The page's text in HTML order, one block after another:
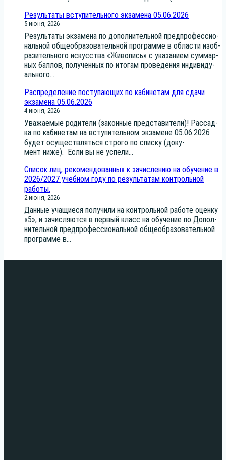
Результаты вступительного экзамена 05.06.2026
5 июня, 2026
Резуль­та­ты экза­ме­на по допол­ни­тель­ной пред­про­фес­си­о­
наль­ной обще­об­ра­зо­ва­тель­ной про­грам­ме в обла­сти изоб­
ра­зи­тель­но­го искус­ства «Живо­пись» с ука­за­ни­ем сум­мар­
ных бал­лов, полу­чен­ных по ито­гам про­ве­де­ния инди­ви­ду­
аль­но­го...
Распределение поступающих по кабинетам для сдачи
экзамена 05.06.2026
4 июня, 2026
Ува­жа­е­мые роди­те­ли (закон­ные пред­ста­ви­те­ли)! Рас­сад­
ка по каби­не­там на всту­пи­тель­ном экза­мене 05.06.2026
будет осу­ществ­лять­ся стро­го по спис­ку (доку­
мент ниже). Если вы не успе­ли...
Список лиц, рекомендованных к зачислению на обучение в
2026/2027 учебном году по результатам контрольной
работы.
2 июня, 2026
Дан­ные уча­щи­е­ся полу­чи­ли на кон­троль­ной рабо­те оцен­ку
«5», и зачис­ля­ют­ся в пер­вый класс на обу­че­ние по Допол­
ни­тель­ной пред­про­фес­си­о­наль­ной обще­об­ра­зо­ва­тель­ной
про­грам­ме в...